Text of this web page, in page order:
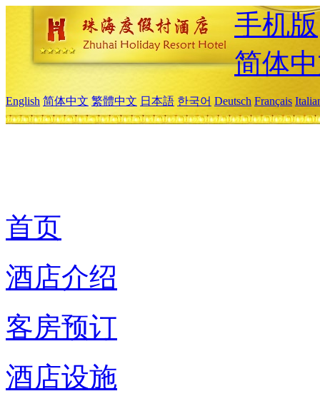
手机版
简体
English 简体中文 繁體中文 日本語 한국어 Deutsch Français
首页
酒店介绍
客房预订
酒店设施